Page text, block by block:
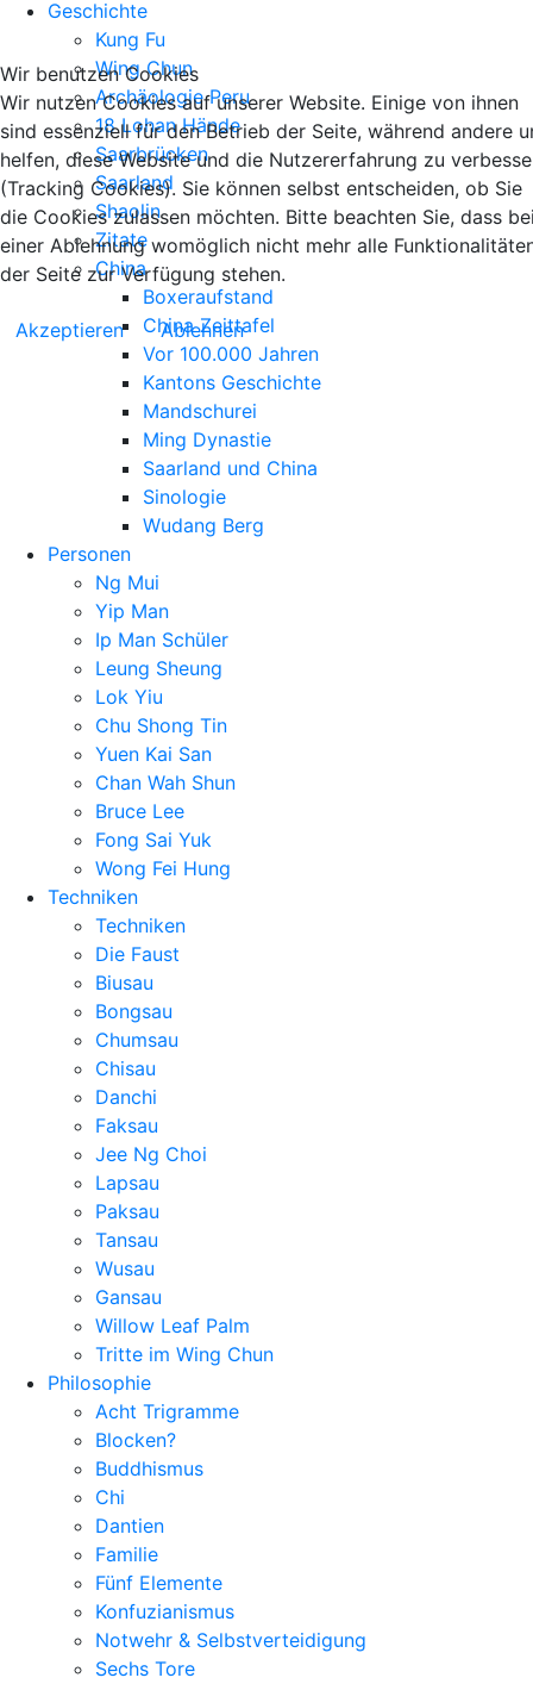
Geschichte
Kung Fu
Wing Chun
Archäologie Peru
18 Lohan Hände
Saarbrücken
Saarland
Shaolin
Zitate
China
Boxeraufstand
China Zeittafel
Vor 100.000 Jahren
Kantons Geschichte
Mandschurei
Ming Dynastie
Saarland und China
Sinologie
Wudang Berg
Personen
Ng Mui
Yip Man
Ip Man Schüler
Leung Sheung
Lok Yiu
Chu Shong Tin
Yuen Kai San
Chan Wah Shun
Bruce Lee
Fong Sai Yuk
Wong Fei Hung
Techniken
Techniken
Die Faust
Biusau
Bongsau
Chumsau
Chisau
Danchi
Faksau
Jee Ng Choi
Lapsau
Paksau
Tansau
Wusau
Gansau
Willow Leaf Palm
Tritte im Wing Chun
Philosophie
Acht Trigramme
Blocken?
Buddhismus
Chi
Dantien
Familie
Fünf Elemente
Konfuzianismus
Notwehr & Selbstverteidigung
Sechs Tore
Wir benutzen Cookies
Wir nutzen Cookies auf unserer Website. Einige von ihnen
sind essenziell für den Betrieb der Seite, während andere
helfen, diese Website und die Nutzererfahrung zu
(Tracking Cookies). Sie können selbst entscheiden, ob Sie
die Cookies zulassen möchten. Bitte beachten Sie, dass
einer Ablehnung womöglich nicht mehr alle
der Seite zur Verfügung stehen.
Akzeptieren Ablehnen